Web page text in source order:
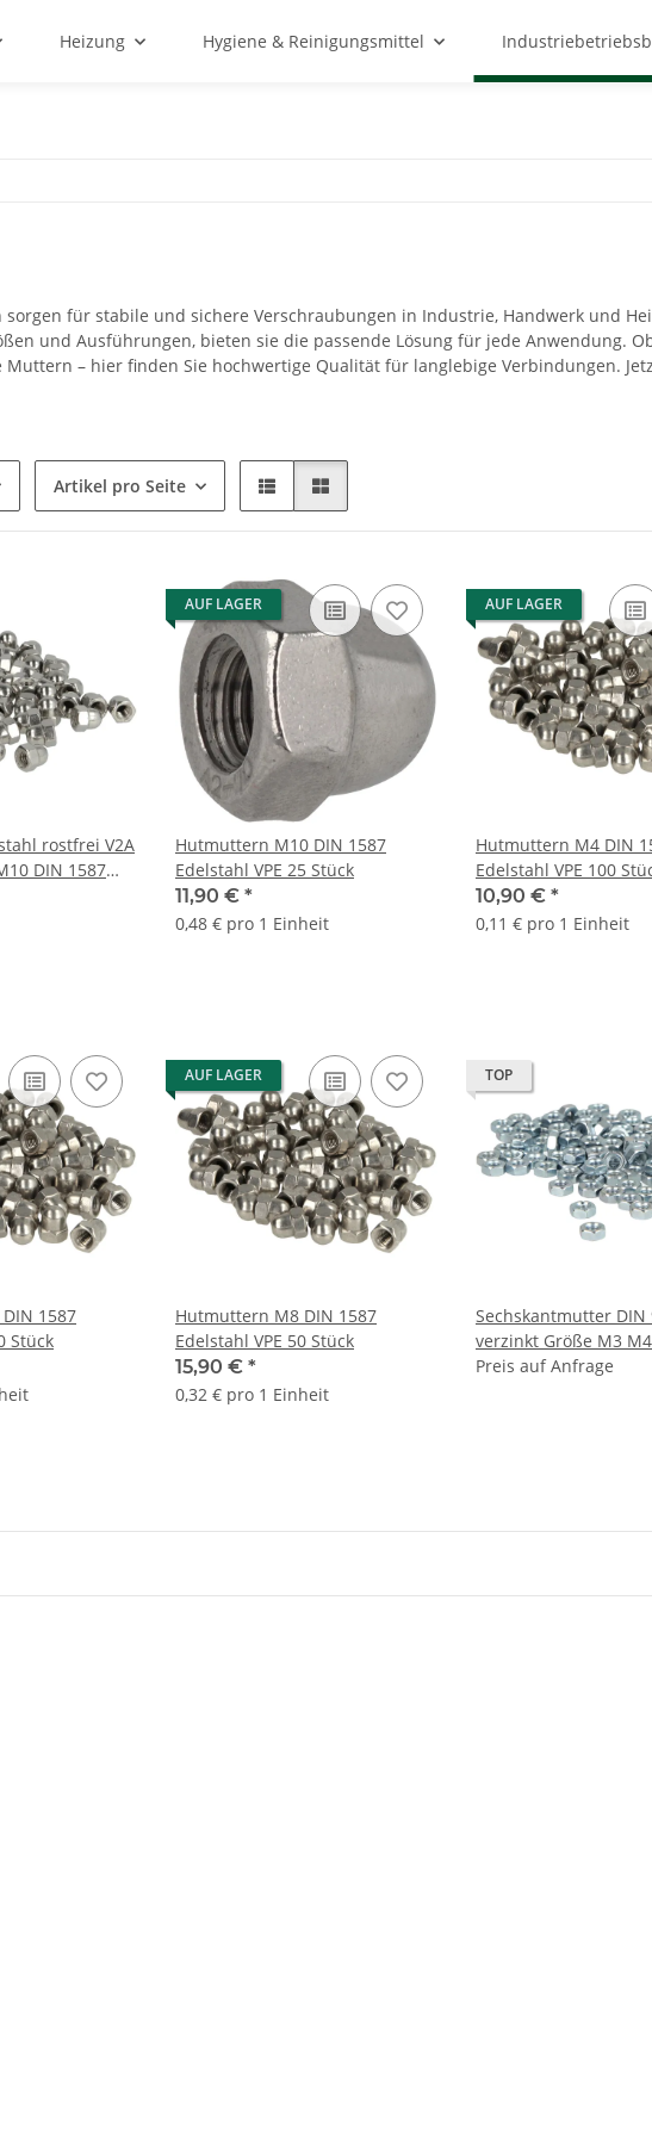
Heizung Hygiene & Reinigungsmittel
sorgen für stabile und sichere Verschraubungen in Industrie, Handwerk und
und Ausführungen, bieten sie die passende Lösung für jede Anwendung.
Muttern – hier finden Sie hochwertige Qualität für langlebige Verbindungen.
Artikel pro Seite
rostfrei V2A
DIN 1587
AUF LAGER
Hutmuttern M10 DIN 1587
Edelstahl VPE 25 Stück
11,90 € *
0,48 € pro 1 Einheit
AUF LAGER
Hutmuttern M4 DIN
Edelstahl VPE 100
10,90 € *
0,11 € pro 1 Einheit
1587
Stück
AUF LAGER
Hutmuttern M8 DIN 1587
Edelstahl VPE 50 Stück
15,90 € *
0,32 € pro 1 Einheit
TOP
Sechskantmutter DIN
verzinkt Größe M3
M8 M10 M12 M14
Preis auf Anfrage